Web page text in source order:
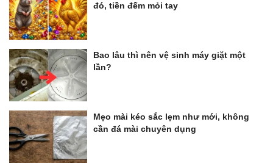
đó, tiền đếm mỏi tay
Bao lâu thì nên vệ sinh máy giặt một
lần?
Mẹo mài kéo sắc lẹm như mới, không
cần đá mài chuyên dụng